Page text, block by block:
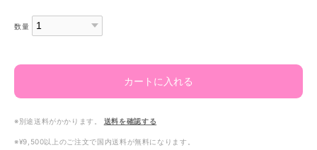
数量
カートに入れる
※別途送料がかかります。 送料を確認する
※¥9,500以上のご注文で国内送料が無料になります。